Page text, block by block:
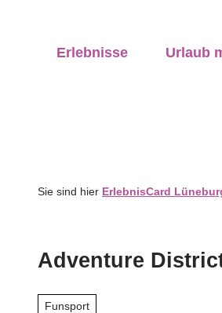
Erlebnisse Urlaub
Sie sind hier ErlebnisCard
Adventure
Funsport